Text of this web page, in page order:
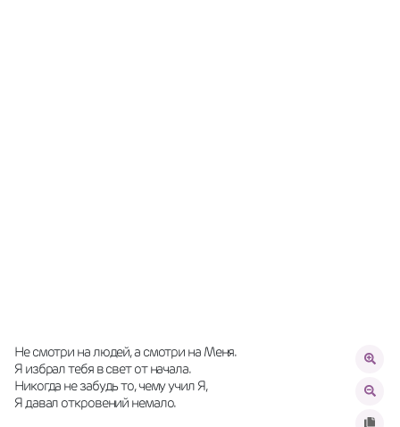
Не смотри на людей, а смотри на Меня.
Я избрал тебя в свет от начала.
Никогда не забудь то, чему учил Я,
Я давал откровений немало.